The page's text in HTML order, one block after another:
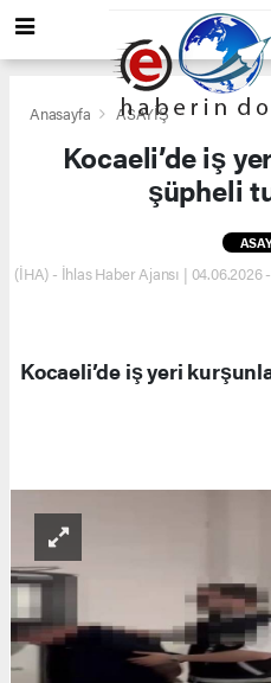
Anasayfa ASAYİŞ
Kocaeli’de iş
şüpheli
(İHA) - İhlas Haber Ajansı | 04.06.2026
Kocaeli’de iş yeri